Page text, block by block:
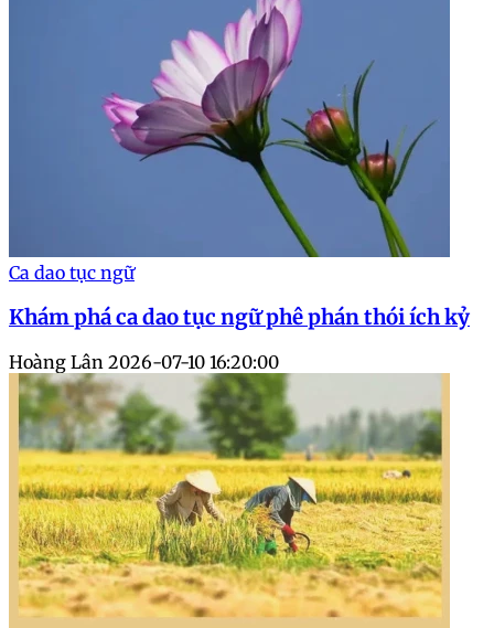
Ca dao tục ngữ
Khám phá ca dao tục ngữ phê phán thói ích kỷ
Hoàng Lân 2026-07-10 16:20:00